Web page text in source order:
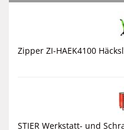
Zipper ZI-HAEK4100
STIER Werkstatt- und